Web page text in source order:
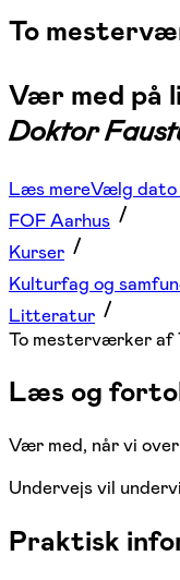
To
Vær med på
Doktor
Læs mereVælg dato
FOF Aarhus
Kurser
Kulturfag og
Litteratur
To mesterværker af
Læs og
Vær med, når vi
Undervejs vil
Praktisk